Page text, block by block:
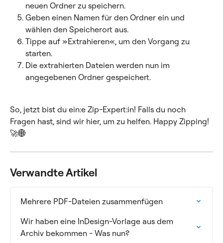
neuen Ordner zu speichern.
Geben einen Namen für den Ordner ein und
wählen den Speicherort aus.
Tippe auf »Extrahieren«, um den Vorgang zu
starten.
Die extrahierten Dateien werden nun im
angegebenen Ordner gespeichert.
So, jetzt bist du ein:e Zip-Expert:in! Falls du noch
Fragen hast, sind wir hier, um zu helfen. Happy Zipping!
🚀🌐
Verwandte Artikel
Mehrere PDF-Dateien zusammenfügen
Wir haben eine InDesign-Vorlage aus dem
Archiv bekommen - Was nun?